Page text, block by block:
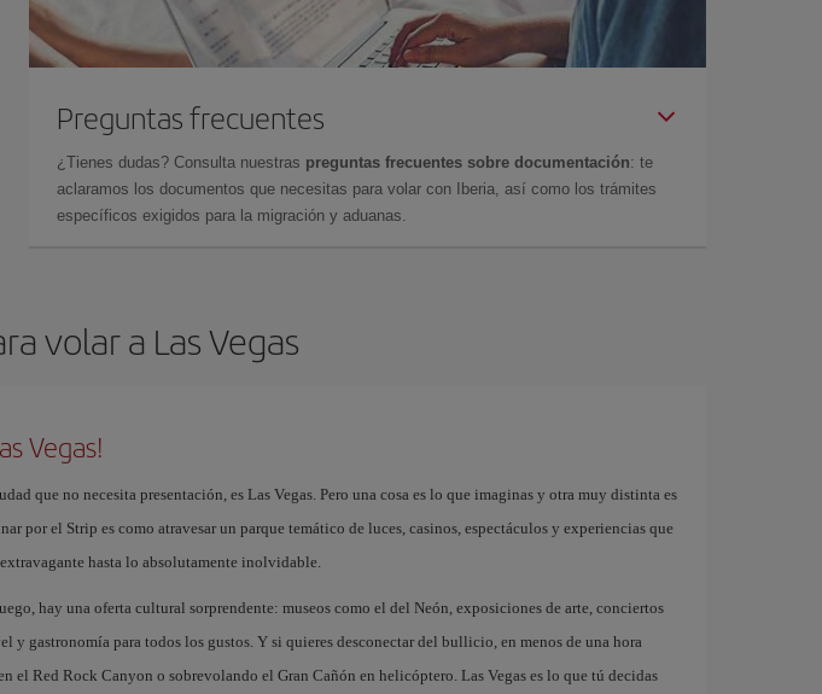
Preguntas frecuentes
¿Tienes dudas? Consulta nuestras preguntas frecuentes sobre documentación: te
aclaramos los documentos que necesitas para volar con Iberia, así como los trámites
específicos exigidos para la migración y aduanas.
volar a Las Vegas
Vegas!
que no necesita presentación, es Las Vegas. Pero una cosa es lo que imaginas y otra muy distinta es
por el Strip es como atravesar un parque temático de luces, casinos, espectáculos y experiencias que
hasta lo absolutamente inolvidable.
hay una oferta cultural sorprendente: museos como el del Neón, exposiciones de arte, conciertos
y gastronomía para todos los gustos. Y si quieres desconectar del bullicio, en menos de una hora
el Red Rock Canyon o sobrevolando el Gran Cañón en helicóptero. Las Vegas es lo que tú decidas